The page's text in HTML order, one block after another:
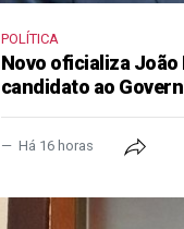
POLÍTICA
Novo oficializa
candidato ao
Há 16 horas